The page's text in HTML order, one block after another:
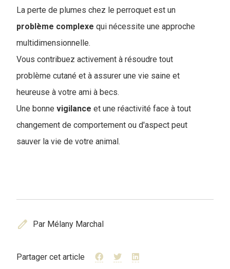
La perte de plumes chez le perroquet est un
problème complexe qui nécessite une approche
multidimensionnelle.
Vous contribuez activement à résoudre tout
problème cutané et à assurer une vie saine et
heureuse à votre ami à becs.
Une bonne vigilance et une réactivité face à tout
changement de comportement ou d'aspect peut
sauver la vie de votre animal.
edit Par Mélany Marchal
Partager cet article